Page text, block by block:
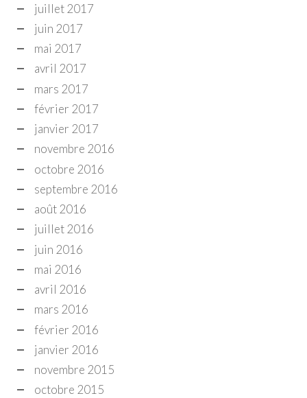
juillet 2017
juin 2017
mai 2017
avril 2017
mars 2017
février 2017
janvier 2017
novembre 2016
octobre 2016
septembre 2016
août 2016
juillet 2016
juin 2016
mai 2016
avril 2016
mars 2016
février 2016
janvier 2016
novembre 2015
octobre 2015